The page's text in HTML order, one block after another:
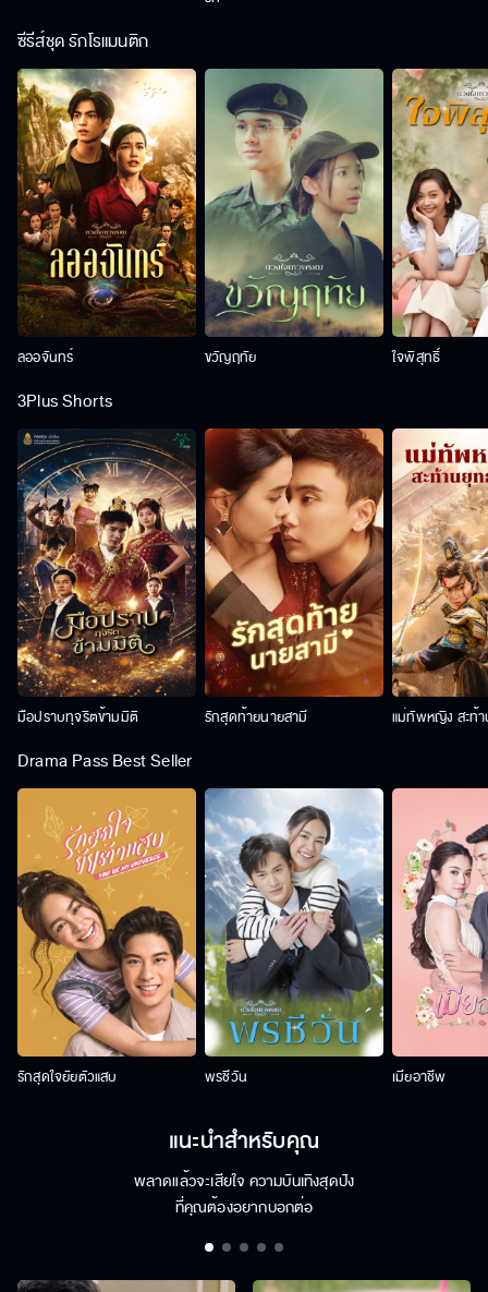
ซีรีส์ชุด รักโรแมนติก
ลออจันทร์ ขวัญฤทัย ใจพิสุทธิ์
3Plus Shorts
มือปราบทุจริตข้ามมิติ รักสุดท้ายนายสามี แม่ทัพหญิง สะท้
Drama Pass Best Seller
รักสุดใจยัยตัวแสบ พรชีวัน เมียอาชีพ
แนะนำสำหรับคุณ
พลาดแล้วจะเสียใจ ความบันเทิงสุดปัง
ที่คุณต้องอยากบอกต่อ